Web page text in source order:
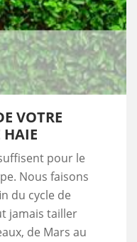
VOTRE
HAIE
pour le
Nous faisons
du cycle de
jamais tailler
de Mars au